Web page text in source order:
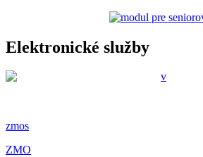
Elektronické služby
zmos
ZMO